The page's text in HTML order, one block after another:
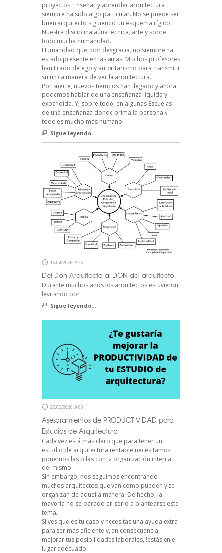
proyectos. Enseñar y aprender arquitectura
siempre ha sido algo particular. No se puede ser
buen arquitecto siguiendo un esquema rígido.
Nuestra disciplina aúna técnica, arte y sobre
todo mucha humanidad.
Humanidad que, por desgracia, no siempre ha
estado presente en las aulas. Muchos profesores
han tirado de ego y autoritarismo para transmitir
su única manera de ver la arquitectura.
Por suerte, nuevos tiempos han llegado y ahora
podemos hablar de una enseñanza líquida y
expandida. Y, sobre todo, en algunas Escuelas
de una enseñanza donde prima la persona y
todo es mucho más humano.
Sigue leyendo...
16/04/2026, 8:26
Del Don Arquitecto al DON del arquitecto.
Durante muchos años los arquitectos estuvieron
levitando por
Sigue leyendo...
25/02/2026, 9:00
Asesoramientos de PRODUCTIVIDAD para
Estudios de Arquitectura
Cada vez está más claro que para tener un
estudio de arquitectura rentable necesitamos
ponernos las pilas con la organización interna
del mismo.
Sin embargo, nos seguimos encontrando
muchos arquitectos que van como pueden y se
organizan de aquella manera. De hecho, la
mayoría no se parado en serio a plantearse este
tema.
Si ves que es tu caso y necesitas una ayuda extra
para ser más eficiente y, en consecuencia,
mejorar tus posibilidades laborales, !estás en el
lugar adecuado!